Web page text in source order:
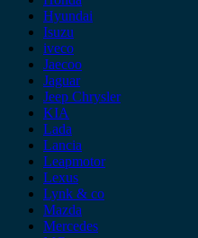
Hyundai
Isuzu
iveco
Jaecoo
Jaguar
Jeep Chrysler
KIA
Lada
Lancia
Leapmotor
Lexus
Lynk & co
Mazda
Mercedes